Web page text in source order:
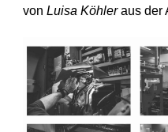
von Luisa Köhleraus der